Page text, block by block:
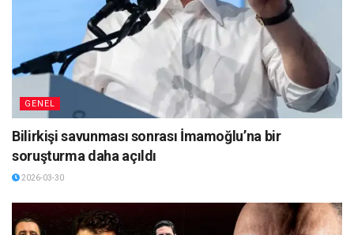
GENEL
Bilirkişi savunması sonrası İmamoğlu’na bir
soruşturma daha açıldı
2026-03-30